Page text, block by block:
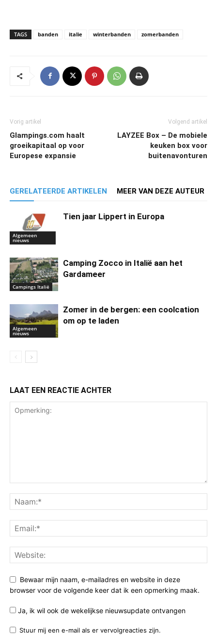
TAGS banden italie winterbanden zomerbanden
Vorig artikel
Glampings.com haalt
groeikapitaal op voor
Europese expansie
Volgend artikel
LAYZEE Box – De mobiele
keuken box voor
buitenavonturen
GERELATEERDE ARTIKELEN MEER VAN DEZE AUTEUR
Algemeen
nieuws
Tien jaar Lippert in Europa
Campings Italië
Camping Zocco in Italië aan het
Gardameer
Algemeen
nieuws
Zomer in de bergen: een coolcation
om op te laden
LAAT EEN REACTIE ACHTER
Bewaar mijn naam, e-mailadres en website in deze
browser voor de volgende keer dat ik een opmerking maak.
Ja, ik wil ook de wekelijkse nieuwsupdate ontvangen
Stuur mij een e-mail als er vervolgreacties zijn.